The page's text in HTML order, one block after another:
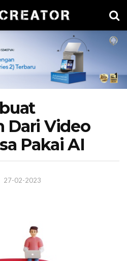
Dari Video
Pakai AI
27-02-2023